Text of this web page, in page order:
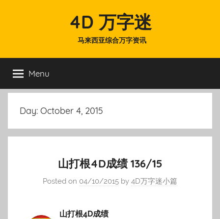
4D 万字迷
马来西亚综合万字资讯
Menu
Day: October 4, 2015
山打根4D成绩 136/15
Posted on 04/10/2015 by 4D万字迷小篇
山打根4D成绩